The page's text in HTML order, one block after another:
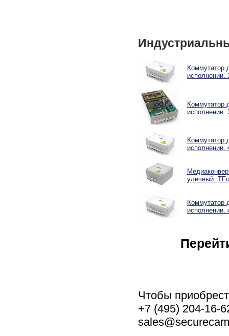
Коммутатор
исполнении.
Коммутатор
исполнении.
Коммутатор
исполнении.
уличный.
Коммутатор
исполнении.
Чтобы
+7 (495) 204-16-